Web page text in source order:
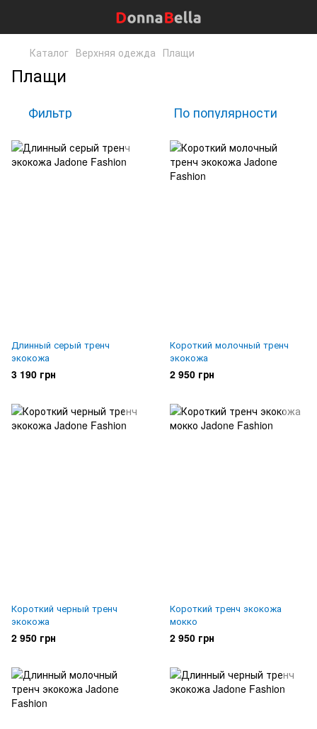
Каталог Верхняя одежда Плащи
Плащи
Фильтр По популярности
Длинный серый тренч
экокожа
3 190 грн
Короткий молочный тренч
экокожа
2 950 грн
Короткий черный тренч
экокожа
2 950 грн
Короткий тренч экокожа
мокко
2 950 грн